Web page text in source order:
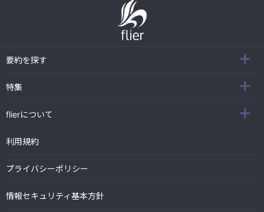
要約を探す
特集
flierについて
利用規約
プライバシーポリシー
情報セキュリティ基本方針